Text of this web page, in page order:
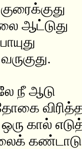
குரைக்குது
ஆட்டுது
நீ ஆடு
கால்